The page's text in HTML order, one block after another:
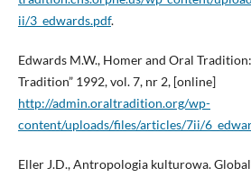
ii/3_edwards.pdf.
Edwards M.W., Homer and Oral
Tradition” 1992, vol. 7, nr 2, [online]
http://admin.oraltradition.org/wp-
content/uploads/files/articles/7ii/
Eller J.D., Antropologia kulturowa.